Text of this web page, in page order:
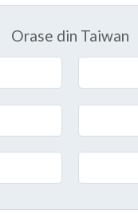
Orase din Taiwan